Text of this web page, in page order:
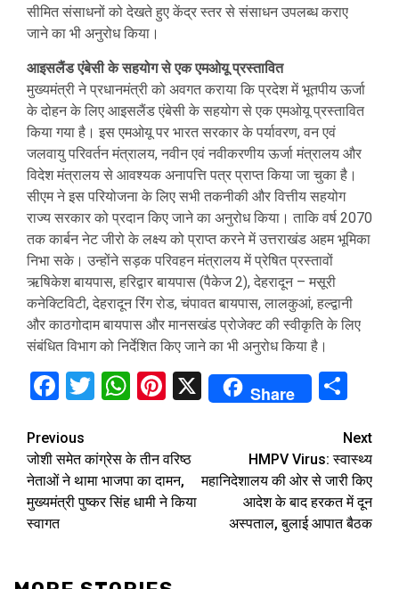
सीमित संसाधनों को देखते हुए केंद्र स्तर से संसाधन उपलब्ध कराए
जाने का भी अनुरोध किया।
आइसलैंड एंबेसी के सहयोग से एक एमओयू प्रस्तावित
मुख्यमंत्री ने प्रधानमंत्री को अवगत कराया कि प्रदेश में भूतपीय ऊर्जा
के दोहन के लिए आइसलैंड एंबेसी के सहयोग से एक एमओयू प्रस्तावित
क‍िया गया है। इस एमओयू पर भारत सरकार के पर्यावरण, वन एवं
जलवायु परिवर्तन मंत्रालय, नवीन एवं नवीकरणीय ऊर्जा मंत्रालय और
विदेश मंत्रालय से आवश्यक अनापत्ति पत्र प्राप्त किया जा चुका है।
सीएम ने इस परियोजना के लिए सभी तकनीकी और वित्तीय सहयोग
राज्य सरकार को प्रदान किए जाने का अनुरोध किया। ताकि वर्ष 2070
तक कार्बन नेट जीरो के लक्ष्य को प्राप्त करने में उत्तराखंड अहम भूमिका
निभा सके। उन्‍होंने सड़क परिवहन मंत्रालय में प्रेषित प्रस्तावों
ऋषिकेश बायपास, हरिद्वार बायपास (पैकेज 2), देहरादून – मसूरी
कनेक्टिविटी, देहरादून रिंग रोड, चंपावत बायपास, लालकुआं, हल्द्वानी
और काठगोदाम बायपास और मानसखंड प्रोजेक्ट की स्वीकृति के लिए
संबंधित विभाग को निर्देशित किए जाने का भी अनुरोध किया है।
Facebook
Twitter
WhatsApp
Pinterest
X Share
Continue
Reading
Previous
जोशी समेत कांग्रेस के तीन वरिष्ठ
नेताओं ने थामा भाजपा का दामन,
मुख्यमंत्री पुष्कर सिंह धामी ने किया
स्वागत
Next
HMPV Virus: स्वास्थ्य
महानिदेशालय की ओर से जारी किए
आदेश के बाद हरकत में दून
अस्पताल, बुलाई आपात बैठक